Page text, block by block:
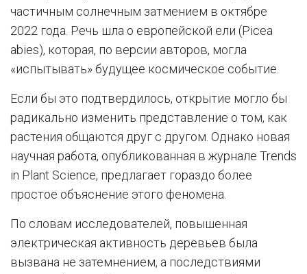
частичным солнечным затмением в октябре
2022 года. Речь шла о европейской ели (Picea
abies), которая, по версии авторов, могла
«испытывать» будущее космическое событие.
Если бы это подтвердилось, открытие могло бы
радикально изменить представление о том, как
растения общаются друг с другом. Однако новая
научная работа, опубликованная в журнале Trends
in Plant Science, предлагает гораздо более
простое объяснение этого феномена.
По словам исследователей, повышенная
электрическая активность деревьев была
вызвана не затемнением, а последствиями